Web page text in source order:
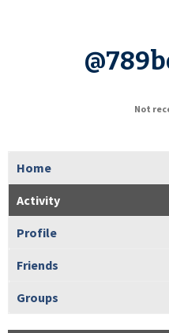
Not
Home
Activity
Profile
Friends
Groups